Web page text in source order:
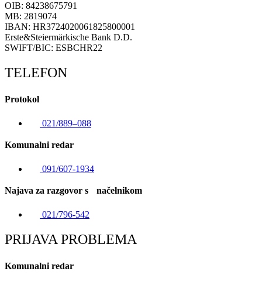
OIB: 84238675791
MB: 2819074
IBAN: HR3724020061825800001
Erste&Steiermärkische Bank D.D.
SWIFT/BIC: ESBCHR22
TELEFON
Protokol
021/889–088
Komunalni redar
091/607-1934
Najava za razgovor s načelnikom
021/796-542
PRIJAVA PROBLEMA
Komunalni redar